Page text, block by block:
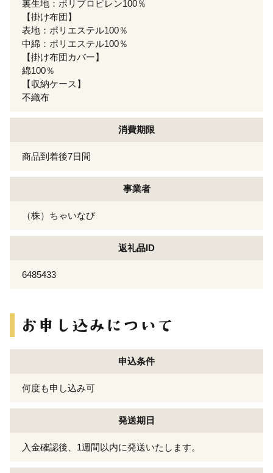
裏生地：ポリプロピレン100％
【掛け布団】
表地：ポリエステル100％
中綿：ポリエステル100％
【掛け布団カバー】
綿100％
【収納ケース】
不織布
消費期限
商品到着後7日間
事業者
（株）ちゃいなび
返礼品ID
6485433
申込条件
何度も申し込み可
発送期日
入金確認後、1週間以内に発送いたします。